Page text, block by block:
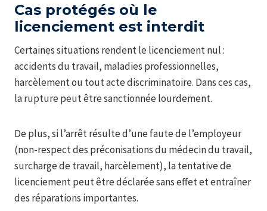
Cas protégés où le
licenciement est interdit
Certaines situations rendent le licenciement nul :
accidents du travail, maladies professionnelles,
harcèlement ou tout acte discriminatoire. Dans ces cas,
la rupture peut être sanctionnée lourdement.
De plus, si l’arrêt résulte d’une faute de l’employeur
(non-respect des préconisations du médecin du travail,
surcharge de travail, harcèlement), la tentative de
licenciement peut être déclarée sans effet et entraîner
des réparations importantes.